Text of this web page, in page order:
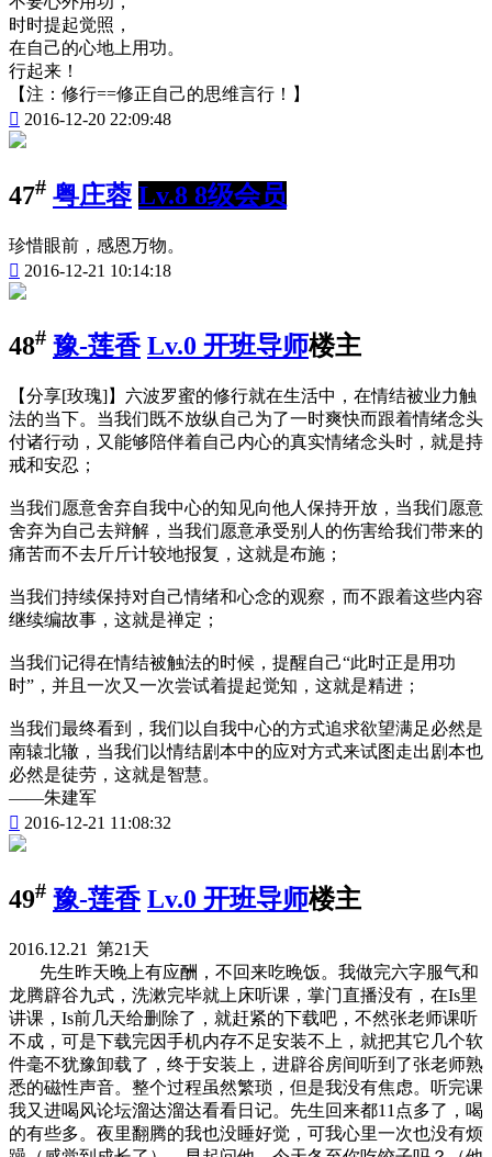
时时提起觉照，
在自己的心地上用功。
行起来！
【注：修行==修正自己的思维言行！】
 2016-12-20 22:09:48
47# 粤庄蓉 Lv.8 8级会员
珍惜眼前，感恩万物。
 2016-12-21 10:14:18
48# 豫-莲香 Lv.0 开班导师楼主
【分享[玫瑰]】六波罗蜜的修行就在生活中，在情结被业力触
法的当下。当我们既不放纵自己为了一时爽快而跟着情绪念头
付诸行动，又能够陪伴着自己内心的真实情绪念头时，就是持
戒和安忍；
当我们愿意舍弃自我中心的知见向他人保持开放，当我们愿意
舍弃为自己去辩解，当我们愿意承受别人的伤害给我们带来的
痛苦而不去斤斤计较地报复，这就是布施；
当我们持续保持对自己情绪和心念的观察，而不跟着这些内容
继续编故事，这就是禅定；
当我们记得在情结被触法的时候，提醒自己“此时正是用功
时”，并且一次又一次尝试着提起觉知，这就是精进；
当我们最终看到，我们以自我中心的方式追求欲望满足必然是
南辕北辙，当我们以情结剧本中的应对方式来试图走出剧本也
必然是徒劳，这就是智慧。
——朱建军
 2016-12-21 11:08:32
49# 豫-莲香 Lv.0 开班导师楼主
2016.12.21 第21天
先生昨天晚上有应酬，不回来吃晚饭。我做完六字服气和
龙腾辟谷九式，洗漱完毕就上床听课，掌门直播没有，在Is里
讲课，Is前几天给删除了，就赶紧的下载吧，不然张老师课听
不成，可是下载完因手机内存不足安装不上，就把其它几个软
件毫不犹豫卸载了，终于安装上，进辟谷房间听到了张老师熟
悉的磁性声音。整个过程虽然繁琐，但是我没有焦虑。听完课
我又进喝风论坛溜达溜达看看日记。先生回来都11点多了，喝
的有些多。夜里翻腾的我也没睡好觉，可我心里一次也没有烦